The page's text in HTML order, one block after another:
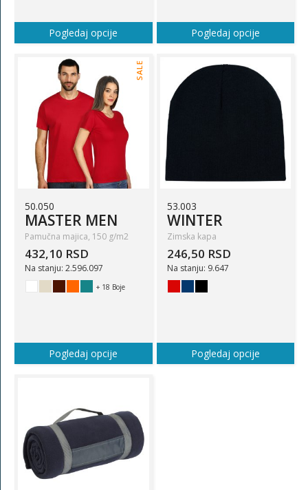
Pogledaj opcije Pogledaj opcije
SALE
50.050
MASTER MEN
Pamučna majica, 150 g/m2
432,10 RSD
Na stanju: 2.596.097
+ 18 Boje
Pogledaj opcije
53.003
WINTER
Zimska kapa
246,50 RSD
Na stanju: 9.647
Pogledaj opcije